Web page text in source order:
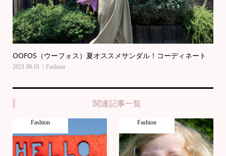
OOFOS（ウーフォス）夏オススメサンダル！コーディネート
2021.06.01 Fashion
関連記事一覧
Fashion Fashion